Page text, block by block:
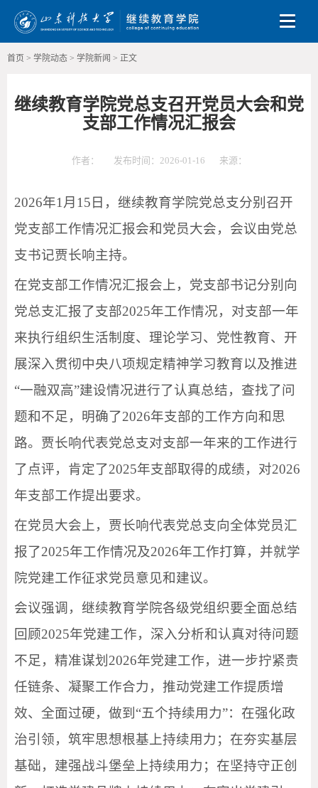
Toggle
首页 > 学院动态 > 学院新闻 > 正文
继续教育学院党总支召开党员大会和党
支部工作情况汇报会
作者： 发布时间：2026-01-16 来源：
2026年1月15日，继续教育学院党总支分别召开
党支部工作情况汇报会和党员大会，会议由党总
支书记贾长响主持。
在党支部工作情况汇报会上，党支部书记分别向
党总支汇报了支部2025年工作情况，对支部一年
来执行组织生活制度、理论学习、党性教育、开
展深入贯彻中央八项规定精神学习教育以及推进
“一融双高”建设情况进行了认真总结，查找了问
题和不足，明确了2026年支部的工作方向和思
路。贾长响代表党总支对支部一年来的工作进行
了点评，肯定了2025年支部取得的成绩，对2026
年支部工作提出要求。
在党员大会上，贾长响代表党总支向全体党员汇
报了2025年工作情况及2026年工作打算，并就学
院党建工作征求党员意见和建议。
会议强调，继续教育学院各级党组织要全面总结
回顾2025年党建工作，深入分析和认真对待问题
不足，精准谋划2026年党建工作，进一步拧紧责
任链条、凝聚工作合力，推动党建工作提质增
效、全面过硬，做到“五个持续用力”：在强化政
治引领，筑牢思想根基上持续用力；在夯实基层
基础，建强战斗堡垒上持续用力；在坚持守正创